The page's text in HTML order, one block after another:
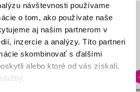
návštevnosti používame
o tom, ako používate naše
aj našim partnerom v
inzercie a analýzy. Títo partneri
skombinovať s ďalšími
alebo ktoré od vás získali,